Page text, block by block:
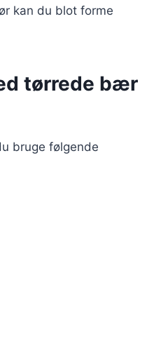
kan du blot forme
tørrede bær
bruge følgende